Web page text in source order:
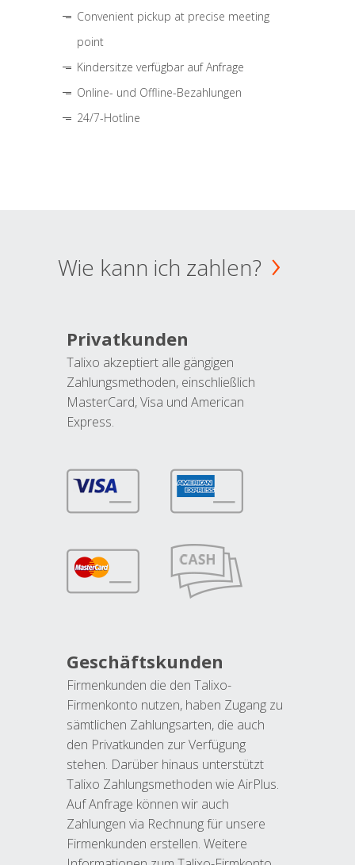
Convenient pickup at precise meeting
point
Kindersitze verfügbar auf Anfrage
Online- und Offline-Bezahlungen
24/7-Hotline
Wie kann ich zahlen?
Privatkunden
Talixo akzeptiert alle gängigen
Zahlungsmethoden, einschließlich
MasterCard, Visa und American
Express.
Geschäftskunden
Firmenkunden die den Talixo-
Firmenkonto nutzen, haben Zugang zu
sämtlichen Zahlungsarten, die auch
den Privatkunden zur Verfügung
stehen. Darüber hinaus unterstützt
Talixo Zahlungsmethoden wie AirPlus.
Auf Anfrage können wir auch
Zahlungen via Rechnung für unsere
Firmenkunden erstellen. Weitere